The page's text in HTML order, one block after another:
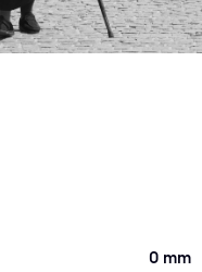
0 mm